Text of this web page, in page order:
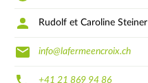
Rudolf et Caroline Steiner
info@lafermeencroix.ch
+41 21 869 94 86